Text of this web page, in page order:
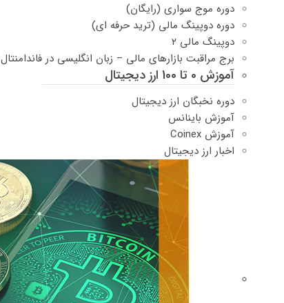
دوره موج سواری (رایگان)
دوره دوپینگ مالی (ترید حرفه ای)
دوپینگ مالی ۲
برج مراقبت بازارهای مالی – زبان انگلیسی در فاندامنتال
آموزش 0 تا 100 ارز دیجیتال
دوره نخبگان ارز دیجیتال
آموزش باینانس
آموزش Coinex
اخبار ارز دیجیتال